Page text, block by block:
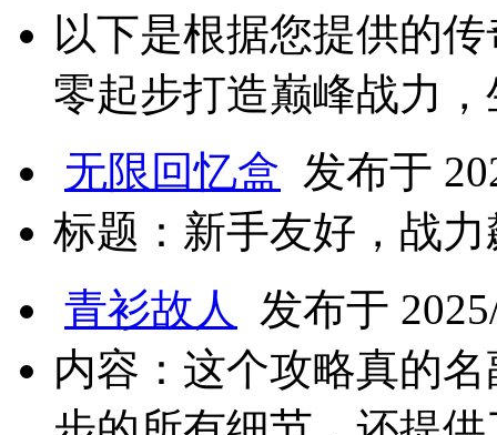
以下是根据您提供的
零起步打造巅峰战力
无限回忆盒 发布于
标题：新手友好，战
青衫故人
发布于
内容：这个攻略真的